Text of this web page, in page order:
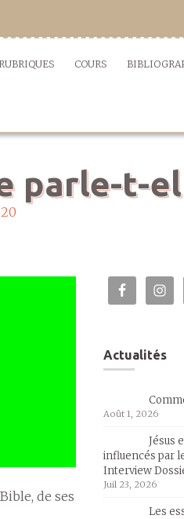
RUBRIQUES COURS
parle-t-
de ses
Actualités
Août 1, 2026
Jésus
influencés par
Interview
Juil 23, 2026
Les